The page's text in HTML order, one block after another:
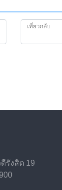
เที่ยวกลับ
รังสิต 19